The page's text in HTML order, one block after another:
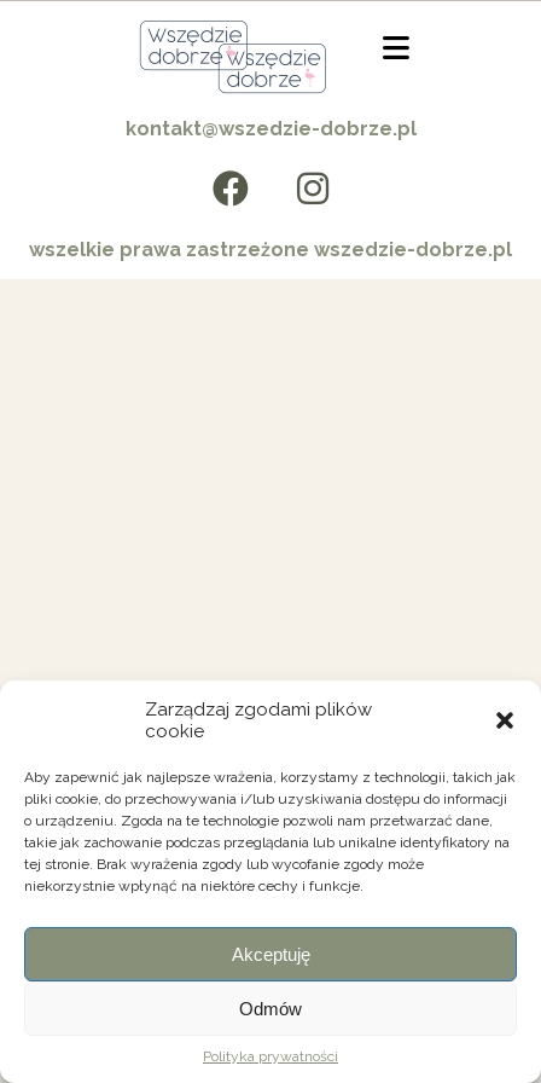
Zarządzaj zgodami plików
cookie
Aby zapewnić jak najlepsze wrażenia, korzystamy z technologii, takich jak
pliki cookie, do przechowywania i/lub uzyskiwania dostępu do informacji
o urządzeniu. Zgoda na te technologie pozwoli nam przetwarzać dane,
takie jak zachowanie podczas przeglądania lub unikalne identyfikatory na
tej stronie. Brak wyrażenia zgody lub wycofanie zgody może
niekorzystnie wpłynąć na niektóre cechy i funkcje.
Akceptuję
Odmów
Polityka prywatności
kontakt@wszedzie-dobrze.pl
wszelkie prawa zastrzeżone wszedzie-dobrze.pl